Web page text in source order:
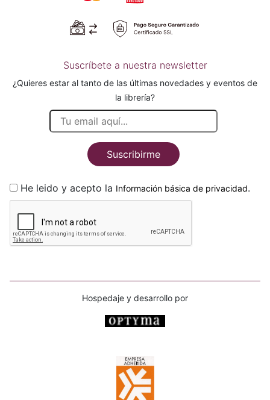
Suscríbete a nuestra newsletter
¿Quieres estar al tanto de las últimas novedades y eventos de
la librería?
Suscribirme
He leido y acepto la Información básica de privacidad.
Hospedaje y desarrollo por